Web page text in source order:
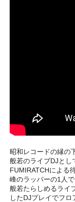
昭和レコードの縁の
般若のライブDJとし
FUMIRATCHによる
峰のラッパーの1人
般若たらしめるライ
したDJプレイでフ